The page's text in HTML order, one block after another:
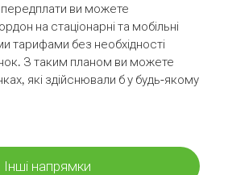
передплати ви можете
на стаціонарні та мобільні
тарифами без необхідності
З таким планом ви можете
які здійснювали б у будь-якому
Інші напрямки